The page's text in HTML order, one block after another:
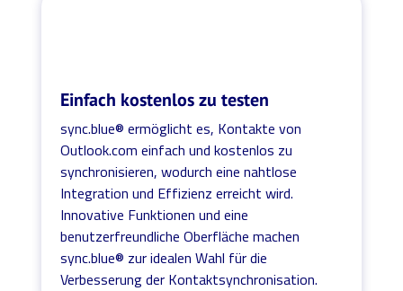
Einfach kostenlos zu testen
sync.blue® ermöglicht es, Kontakte von
Outlook.com einfach und kostenlos zu
synchronisieren, wodurch eine nahtlose
Integration und Effizienz erreicht wird.
Innovative Funktionen und eine
benutzerfreundliche Oberfläche machen
sync.blue® zur idealen Wahl für die
Verbesserung der Kontaktsynchronisation.